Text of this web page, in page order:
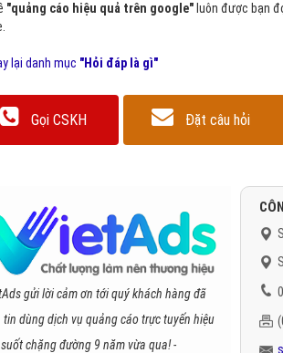
"quảng cáo hiệu quả trên google" luôn được bạn
lại danh mục "Hỏi đáp là gì"
Gọi CSKH Đặt câu hỏi
gửi lời cảm ơn tới quý khách hàng đã
tin dùng dịch vụ quảng cáo trực tuyến hiệu
chặng đường 9 năm vừa qua! -